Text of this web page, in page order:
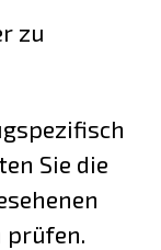
zu
Sie die
prüfen.